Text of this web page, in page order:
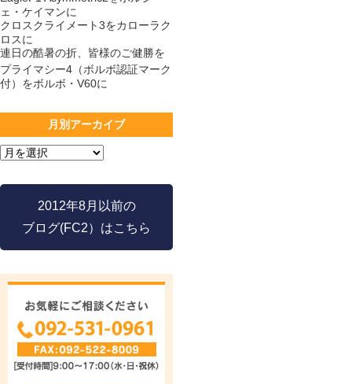
ェ・ケイマンに
クロスクライメート3をカローラク
ロスに
連日の酷暑の折、皆様のご健勝を
プライマシー4（ボルボ認証マーク
付）をボルボ・V60に
月別アーカイブ
2012年8月以前の
ブログ(FC2）はこちら